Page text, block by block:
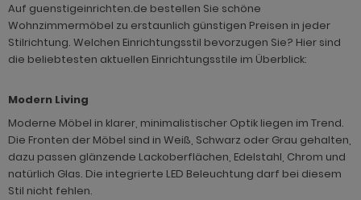
Auf guenstigeinrichten.de bestellen Sie schöne
Wohnzimmermöbel zu erstaunlich günstigen Preisen in jeder
Stilrichtung. Welchen Einrichtungsstil bevorzugen Sie? Hier sind
die beliebtesten aktuellen Einrichtungsstile im Überblick:
Modern Living
Moderne Möbel in klarer, minimalistischer Optik liegen im Trend.
Die Fronten der Möbel sind in Weiß, Schwarz oder Grau gehalten,
dazu passen glänzende Lackoberflächen, Edelstahl, Chrom und
natürlich Glas. Die integrierte LED Beleuchtung darf bei diesem
Stil nicht fehlen.
Vestland
Ward